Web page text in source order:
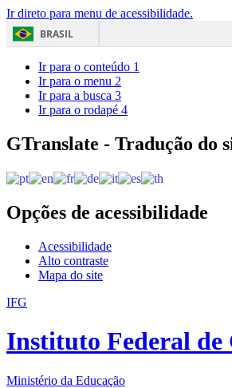
Ir direto para menu de acessibilidade.
BRASIL
Ir para o conteúdo 1
Ir para o menu 2
Ir para a busca 3
Ir para o rodapé 4
GTranslate - Tradução do
Opções de acessibilidade
Acessibilidade
Alto contraste
Mapa do site
IFG
Instituto Federal de
Ministério da Educação